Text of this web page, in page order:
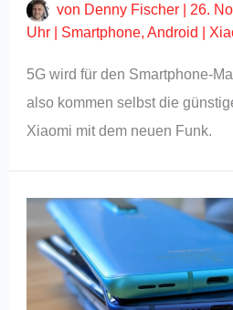
von Denny Fischer
26.
Uhr
Smartphone,Android
5G wird für den Smartphone-
also kommen selbst die
Xiaomi mit dem neuen Funk.